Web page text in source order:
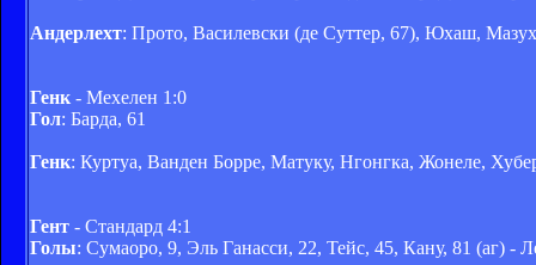
Андерлехт: Прото, Василевски (де Суттер, 67), Юхаш,
Генк - Мехелен 1:0
Гол: Барда, 61
Генк: Куртуа, Ванден Борре, Матуку, Нгонгка, Жонеле,
Гент - Стандард 4:1
Голы: Сумаоро, 9, Эль Ганасси, 22, Тейс, 45, Кану, 81 (аг) -